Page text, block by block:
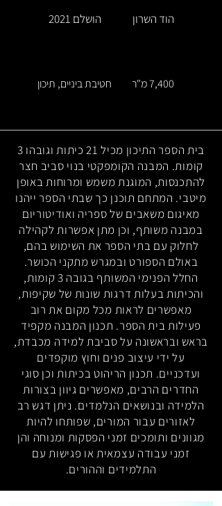
הושלם 2021 הוד השרון
חטיבת ביניים, תיכון 7,400 מ"ר
בית הספר התיכון מכיל 21 כיתות וגובהו 3
קומות. המבנה הקומפקטי בנוי סביב חצר
להתכנסות, המוגנת משמש ומרוחות באופן
מיטבי. המתחם תוכנן כך שבתי הספר ייהנו
מאיגום משאבים של ספריה ואודיטוריום
במבנה משותף, וכן מתן אפשרות לקהילה
לחלוק עם בתי הספר את השימוש בהם,
באולם הספורט ובמגרש מתקני הכושר.
החלל הפנימי המשותף בגובה 3 קומות,
והכיתות בעלות דרגות שונות של שקיפות,
מאפשרים לראות מכל מקום את רוב
פעילות בית הספר. תכנון המבנה מקפיד
בראש ובראשונה על סביבת למידה מכבדת,
על ידי עיצוב פנים וחוץ מוקפדים
ועדכניים. תכנון הריהוט בכיתות וכן סוגי
החדרים הרבים, מאפשרים גיוון בצורות
הלמידה ובנושאים הנלמדים. ניתן דגש רב
לאזורים עבור המורים, שפותחו להיות
מגוונים ותומכים זמני הפסקות ומנוחה והן
זמני עבודה עצמאית או פגישות עם
התלמידים וההורים.